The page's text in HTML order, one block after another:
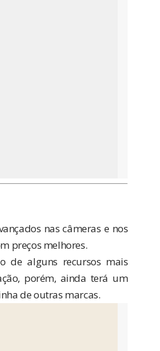
nas câmeras e nos
preços melhores.
de alguns recursos mais
porém, ainda terá um
de outras marcas.